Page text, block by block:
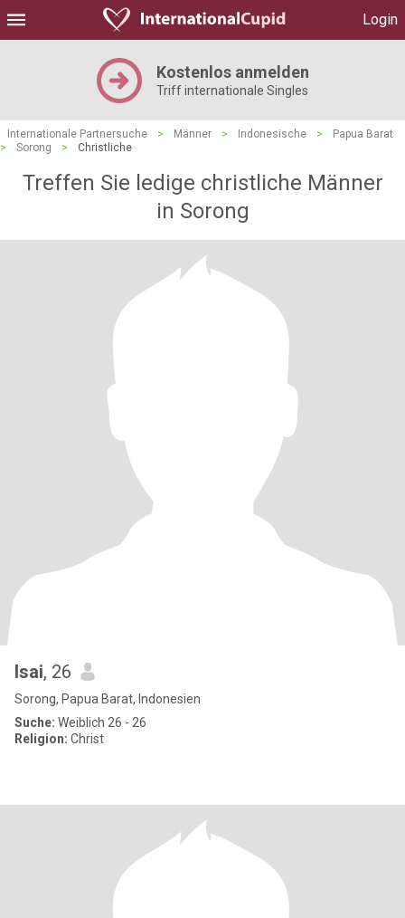
Login
Kostenlos anmelden
Triff internationale Singles
Internationale Partnersuche > Männer > Indonesische >
Papua Barat
>
Sorong > Christliche
Treffen Sie ledige christliche Männer
in Sorong
Isai, 26
Sorong, Papua Barat, Indonesien
Suche: Weiblich 26 - 26
Religion: Christ